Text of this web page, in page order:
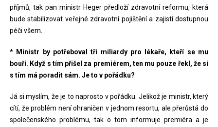
příjmů, tak pan ministr Heger předloží zdravotní reformu, která
bude stabilizovat veřejné zdravotní pojištění a zajistí dostupnou
péči všem.
* Ministr by potřeboval tři miliardy pro lékaře, kteří se mu
bouří. Když s tím přišel za premiérem, ten mu pouze řekl, že si
s tím má poradit sám. Je to v pořádku?
Já si myslím, že je to naprosto v pořádku. Jelikož je ministr, který
cítí, že problém není ohraničen v jednom resortu, ale přerůstá do
společenského problému, tak o tom informuje premiéra a je